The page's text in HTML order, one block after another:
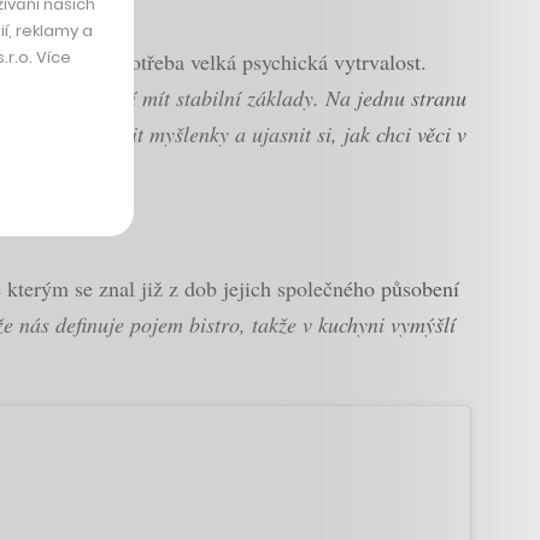
tomu byla potřeba velká psychická vytrvalost.
které musí mít stabilní základy. Na jednu stranu
si mohl utřídit myšlenky a ujasnit si, jak chci věci v
se znal již z dob jejich společného působení
nás definuje pojem bistro, takže v kuchyni vymýšlí
reklamy a
Více